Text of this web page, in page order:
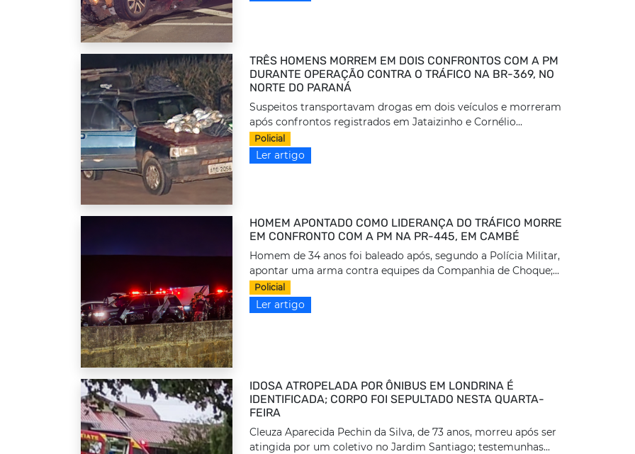
TRÊS HOMENS MORREM EM DOIS CONFRONTOS COM A PM
DURANTE OPERAÇÃO CONTRA O TRÁFICO NA BR-369, NO
NORTE DO PARANÁ
Suspeitos transportavam drogas em dois veículos e morreram
após confrontos registrados em Jataizinho e Cornélio...
Policial
Ler artigo
HOMEM APONTADO COMO LIDERANÇA DO TRÁFICO MORRE
EM CONFRONTO COM A PM NA PR-445, EM CAMBÉ
Homem de 34 anos foi baleado após, segundo a Polícia Militar,
apontar uma arma contra equipes da Companhia de Choque;...
Policial
Ler artigo
IDOSA ATROPELADA POR ÔNIBUS EM LONDRINA É
IDENTIFICADA; CORPO FOI SEPULTADO NESTA QUARTA-
FEIRA
Cleuza Aparecida Pechin da Silva, de 73 anos, morreu após ser
atingida por um coletivo no Jardim Santiago; testemunhas...